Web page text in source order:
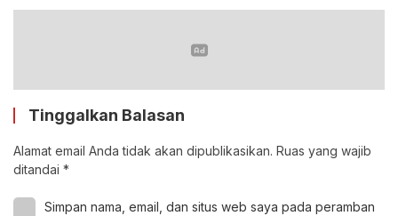
Tinggalkan Balasan
Alamat email Anda tidak akan dipublikasikan. Ruas yang wajib
ditandai *
Simpan nama, email, dan situs web saya pada peramban